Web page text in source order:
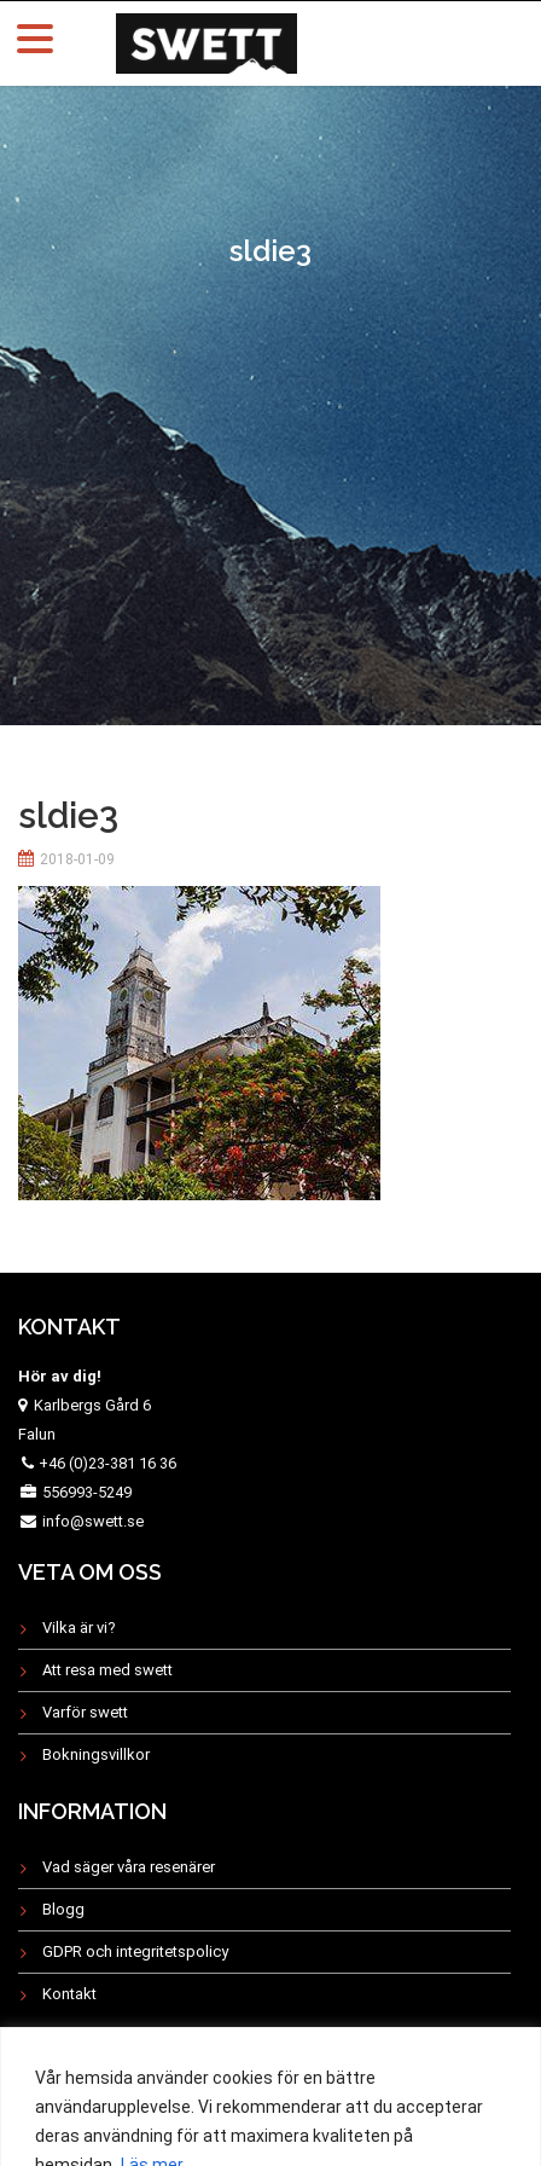
Vår hemsida använder cookies för en bättre
användarupplevelse. Vi rekommenderar att du accepterar
deras användning för att maximera kvaliteten på
sldie3
sldie3
2018-01-09
KONTAKT
Hör av dig!
Karlbergs Gård 6
Falun
+46 (0)23-381 16 36
556993-5249
info@swett.se
VETA OM OSS
Vilka är vi?
Att resa med swett
Varför swett
Bokningsvillkor
INFORMATION
Vad säger våra resenärer
Blogg
GDPR och integritetspolicy
Kontakt